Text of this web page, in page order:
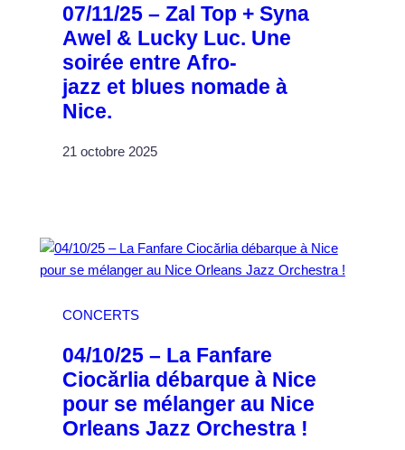
07/11/25 – Zal Top + Syna
Awel & Lucky Luc. Une
soirée entre Afro-
jazz et blues nomade à
Nice.
21 octobre 2025
CONCERTS
04/10/25 – La Fanfare
Ciocărlia débarque à Nice
pour se mélanger au Nice
Orleans Jazz Orchestra !